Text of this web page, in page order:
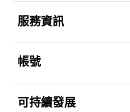
服務資訊
帳號
可持續發展